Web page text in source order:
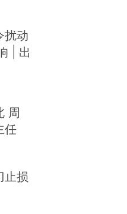
，但我们并不认为A
刚刚落地，且美国经
复苏仍有很大距离，
性较小；从近期经济
2月进口（美元口径）
期。我国出口韧性十
制造业逐步恢复。整
宏观政策连续性、稳
难看到流动性的急转
扰动
| 出
周
任
止损